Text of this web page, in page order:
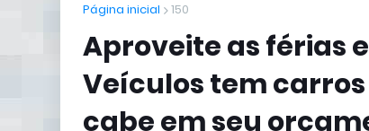
Página inicial 150
Aproveite as férias
Veículos tem
cabe em seu